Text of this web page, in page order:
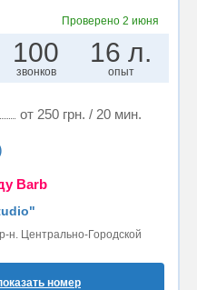
Проверено2 июня
100
звонков
16 л.
опыт
от 250 грн. / 20 мин.
Barb
н. Центрально-Городской
номер